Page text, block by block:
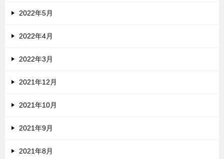
2022年5月
2022年4月
2022年3月
2021年12月
2021年10月
2021年9月
2021年8月